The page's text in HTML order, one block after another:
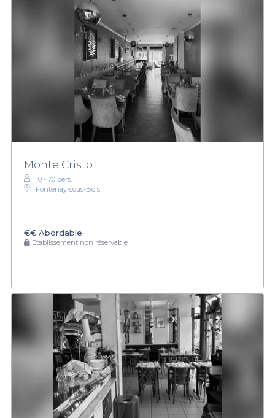
Monte Cristo
10 - 70 pers.
Fontenay-sous-Bois
€€ Abordable
Établissement non réservable